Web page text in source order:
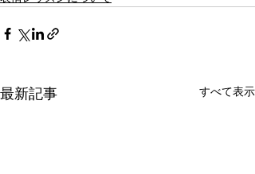
最新記事 すべて表示